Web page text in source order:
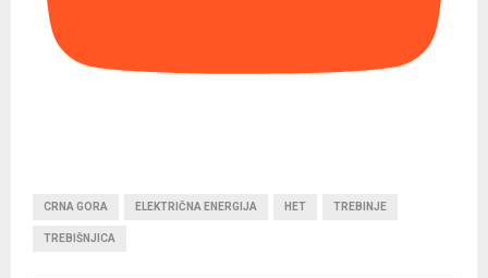
CRNA GORA ELEKTRIČNA ENERGIJA HET TREBINJE
TREBIŠNJICA